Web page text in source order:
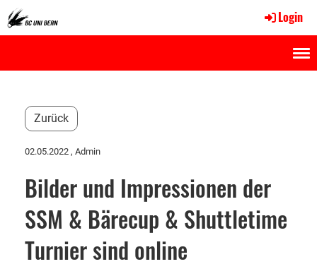
Login
Zurück
02.05.2022 , Admin
Bilder und Impressionen der
SSM & Bärecup & Shuttletime
Turnier sind online